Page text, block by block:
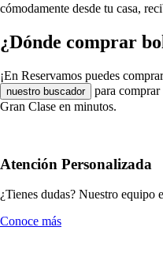
cómodamente desde tu casa,
¿Dónde comprar
¡En Reservamos puedes
nuestro buscador
para
Gran Clase en minutos.
Atención Personalizada
¿Tienes dudas? Nuestro equipo
Conoce más